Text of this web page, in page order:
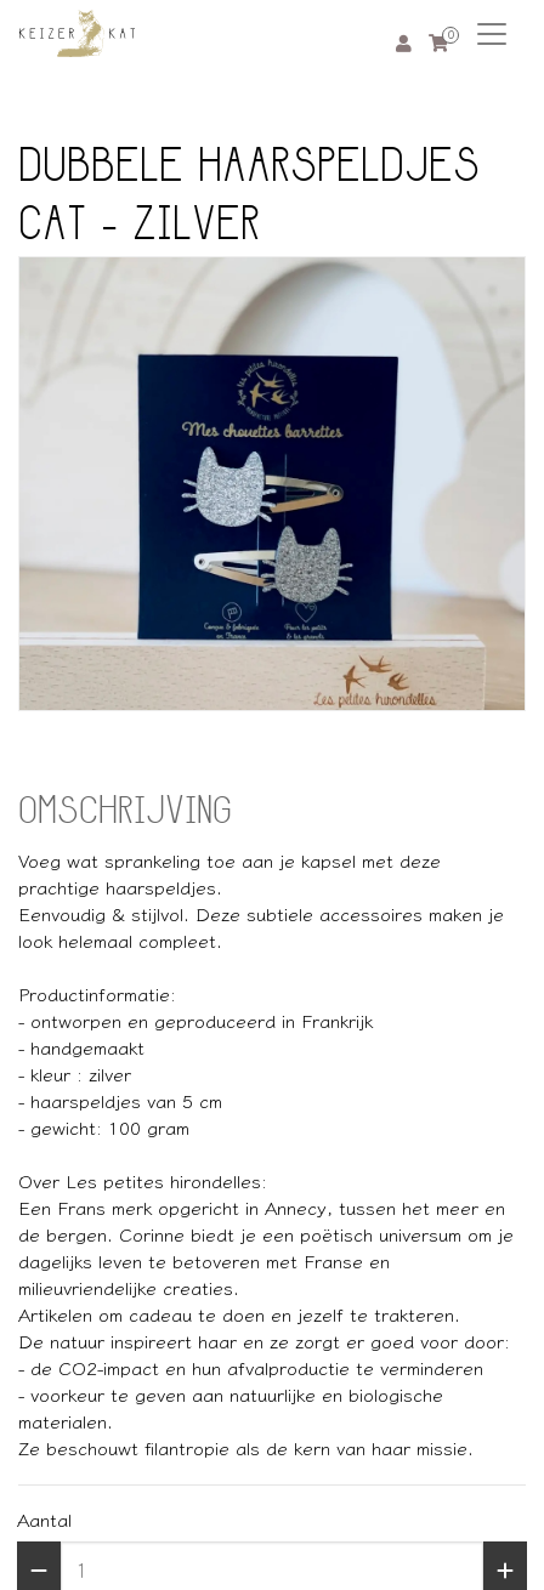
0
DUBBELE HAARSPELDJES
CAT - ZILVER
OMSCHRIJVING
Voeg wat sprankeling toe aan je kapsel met deze
prachtige haarspeldjes.
Eenvoudig & stijlvol. Deze subtiele accessoires maken je
look helemaal compleet.
Productinformatie:
- ontworpen en geproduceerd in Frankrijk
- handgemaakt
- kleur : zilver
- haarspeldjes van 5 cm
- gewicht: 100 gram
Over Les petites hirondelles:
Een Frans merk opgericht in Annecy, tussen het meer en
de bergen. Corinne biedt je een poëtisch universum om je
dagelijks leven te betoveren met Franse en
milieuvriendelijke creaties.
Artikelen om cadeau te doen en jezelf te trakteren.
De natuur inspireert haar en ze zorgt er goed voor door:
- de CO2-impact en hun afvalproductie te verminderen
- voorkeur te geven aan natuurlijke en biologische
materialen.
Ze beschouwt filantropie als de kern van haar missie.
Aantal